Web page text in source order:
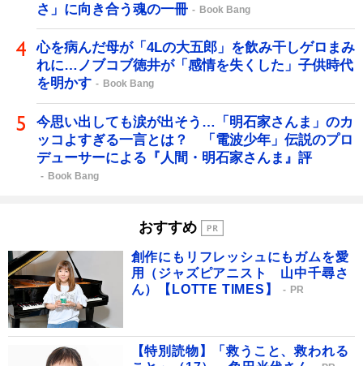
さ」に向き合う魂の一冊
Book Bang
心を病んだ母が「4Lの大五郎」を飲み干しゲロまみ
れに…ノブコブ徳井が「感情を失くした」子供時代
を明かす
Book Bang
今思い出しても涙が出そう…「明石家さんま」のカ
ッコよすぎる一言とは？ 「電波少年」伝説のプロ
デューサーによる『人間・明石家さんま』評
Book Bang
おすすめ
創作にもリフレッシュにもガムを愛
用（ジャズピアニスト 山中千尋さ
ん）【LOTTE TIMES】
PR
【特別読物】「救うこと、救われる